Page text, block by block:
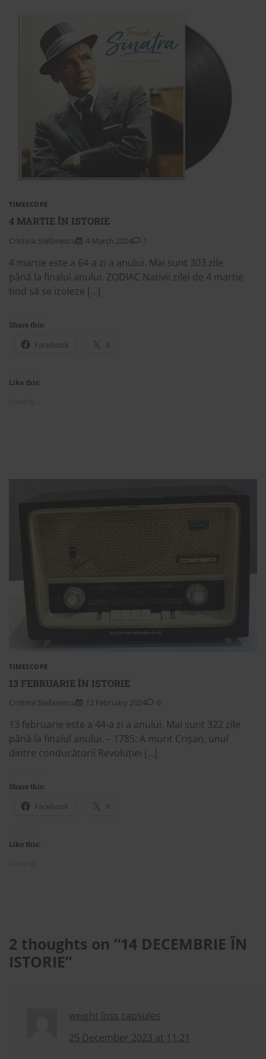
TIMESCOPE
4 MARTIE ÎN ISTORIE
Cristina Stefanescu 4 March 2024 1
4 martie este a 64-a zi a anului. Mai sunt 303 zile
până la finalul anului. ZODIAC Nativii zilei de 4 martie
tind să se izoleze […]
Share this:
Facebook X
Like this:
TIMESCOPE
13 FEBRUARIE ÎN ISTORIE
Cristina Stefanescu 12 February 2024 6
13 februarie este a 44-a zi a anului. Mai sunt 322 zile
până la finalul anului. – 1785: A murit Crișan, unul
dintre conducătorii Revoluției […]
Share this:
Facebook X
Like this:
2 thoughts on “14 DECEMBRIE ÎN
ISTORIE”
weight loss capsules
25 December 2023 at 11:21